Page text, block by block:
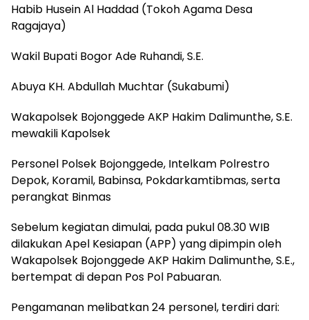
Habib Husein Al Haddad (Tokoh Agama Desa
Ragajaya)
Wakil Bupati Bogor Ade Ruhandi, S.E.
Abuya KH. Abdullah Muchtar (Sukabumi)
Wakapolsek Bojonggede AKP Hakim Dalimunthe, S.E.
mewakili Kapolsek
Personel Polsek Bojonggede, Intelkam Polrestro
Depok, Koramil, Babinsa, Pokdarkamtibmas, serta
perangkat Binmas
Sebelum kegiatan dimulai, pada pukul 08.30 WIB
dilakukan Apel Kesiapan (APP) yang dipimpin oleh
Wakapolsek Bojonggede AKP Hakim Dalimunthe, S.E.,
bertempat di depan Pos Pol Pabuaran.
Pengamanan melibatkan 24 personel, terdiri dari: